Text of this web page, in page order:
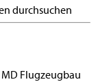
durchsuchen
Flugzeugbau